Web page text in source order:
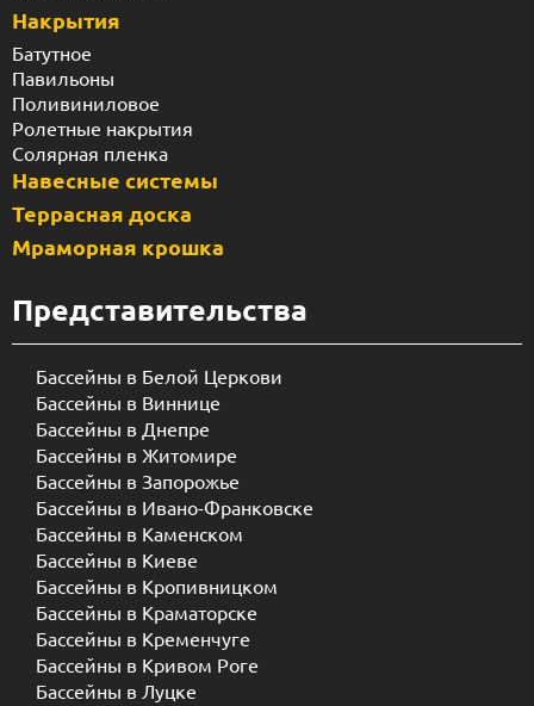
Накрытия
Батутное
Павильоны
Поливиниловое
Ролетные накрытия
Солярная пленка
Навесные системы
Террасная доска
Мраморная крошка
Представительства
Бассейны в Белой Церкови
Бассейны в Виннице
Бассейны в Днепре
Бассейны в Житомире
Бассейны в Запорожье
Бассейны в Ивано-Франковске
Бассейны в Каменском
Бассейны в Киеве
Бассейны в Кропивницком
Бассейны в Краматорске
Бассейны в Кременчуге
Бассейны в Кривом Роге
Бассейны в Луцке